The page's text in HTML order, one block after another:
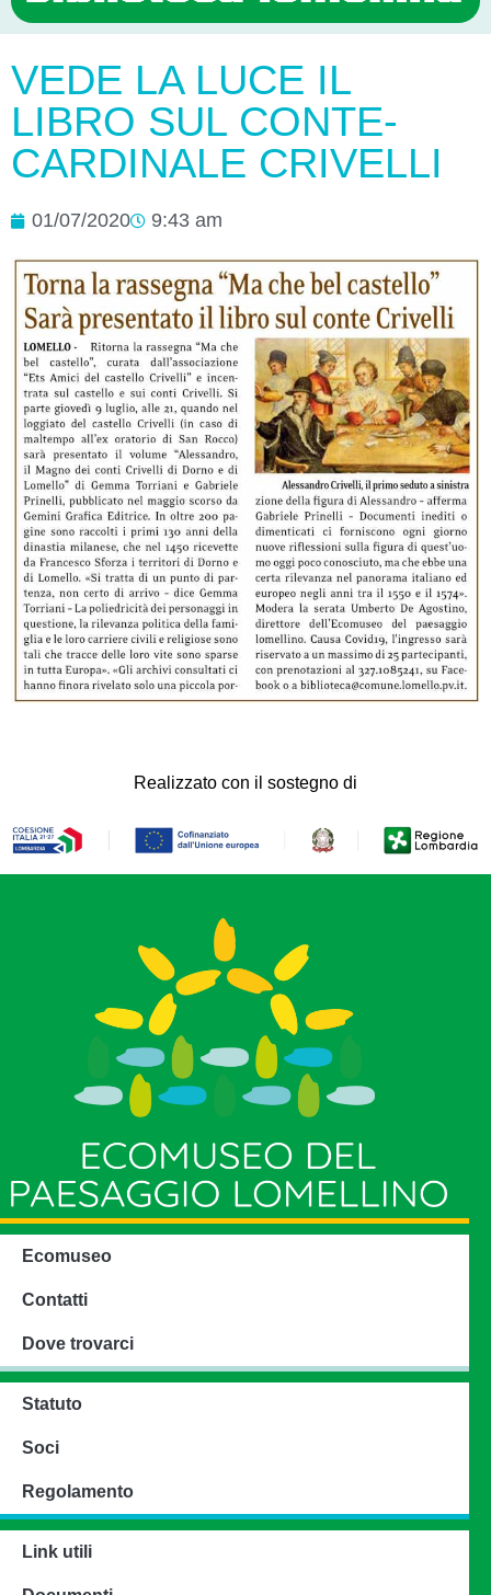
VEDE LA LUCE IL
LIBRO SUL CONTE-
CARDINALE CRIVELLI
01/07/2020 9:43 am
Realizzato con il sostegno di
Ecomuseo
Contatti
Dove trovarci
Statuto
Soci
Regolamento
Link utili